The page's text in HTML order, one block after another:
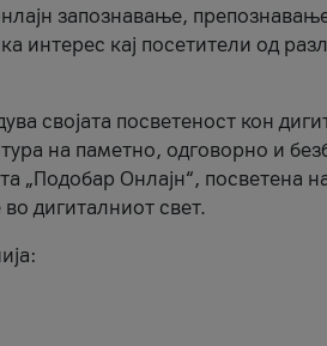
запознавање,
интерес кај посетители од
својата посветеност кон
на паметно, одговорно и
„Подобар Онлајн“, посветена
дигиталниот свет.